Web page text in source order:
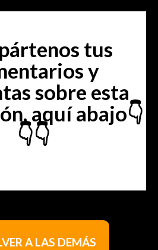
tus
y
sobre esta
aquí abajo👇
👇👇
A LAS DEMÁS